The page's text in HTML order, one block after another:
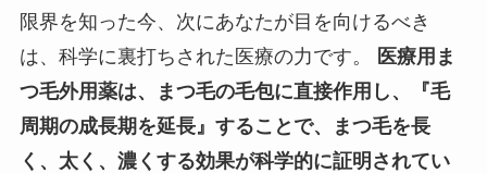
限界を知った今、次にあなたが目を向けるべき
は、科学に裏打ちされた医療の力です。
医療用ま
つ毛外用薬は、まつ毛の毛包に直接作用し、『毛
周期の成長期を延長』することで、まつ毛を長
く、太く、濃くする効果が科学的に証明されてい